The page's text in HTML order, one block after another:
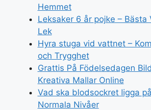
Hemmet
Leksaker 6 år pojke – Bästa
Lek
Hyra stuga vid vattnet –
och Trygghet
Grattis På Födelsedagen
Kreativa Mallar Online
Vad ska blodsockret ligga
Normala Nivåer